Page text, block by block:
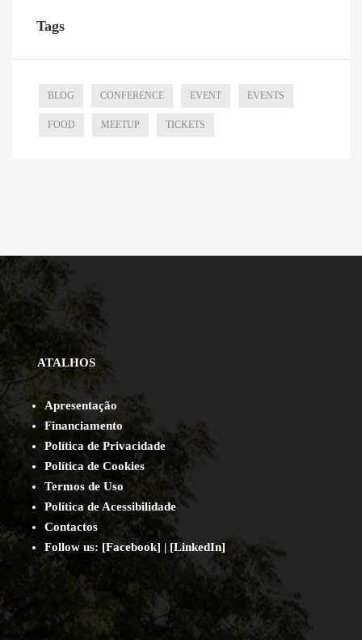
Tags
BLOG CONFERENCE EVENT EVENTS
FOOD MEETUP TICKETS
ATALHOS
Apresentação
Financiamento
Política de Privacidade
Política de Cookies
Termos de Uso
Política de Acessibilidade
Contactos
Follow us: [Facebook] | [LinkedIn]